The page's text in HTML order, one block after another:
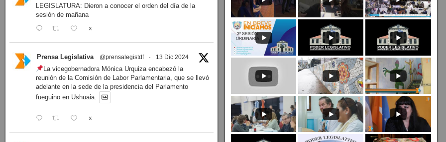
LEGISLATURA: Dieron a conocer el orden del día de la
sesión de mañana
X
Prensa Legislativa @prensalegistdf · 13 Dic 2024
La vicegobernadora Mónica Urquiza encabezó la
reunión de la Comisión de Labor Parlamentaria, que se llevó
adelante en la sede de la presidencia del Parlamento
fueguino en Ushuaia.
X